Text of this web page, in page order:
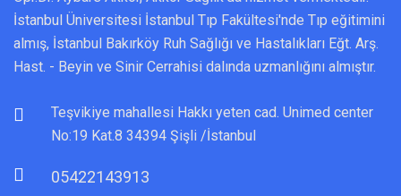
İstanbul Üniversitesi İstanbul Tıp Fakültesi'nde Tıp eğitimini
almış, İstanbul Bakırköy Ruh Sağlığı ve Hastalıkları Eğt. Arş.
Hast. - Beyin ve Sinir Cerrahisi dalında uzmanlığını almıştır.
Teşvikiye mahallesi Hakkı yeten cad. Unimed center
No:19 Kat.8 34394 Şişli /İstanbul
05422143913